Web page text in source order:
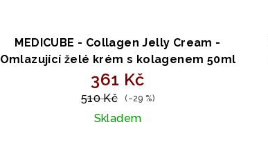
MEDICUBE - Collagen Jelly Cream -
Omlazující želé krém s kolagenem 50ml
361 Kč
510 Kč (–29 %)
Skladem